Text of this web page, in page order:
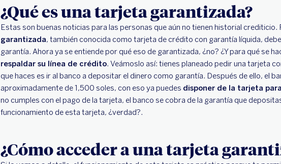
¿Qué es una tarjeta garantizada?
Estas son buenas noticias para las personas que aún no tienen historial crediticio.
garantizada, también conocida como tarjeta de crédito con garantía líquida,
garantía. Ahora ya se entiende por qué eso de garantizada, ¿no? ¿Y para qué se
respaldar su línea de crédito. Veámoslo así: tienes planeado pedir una tarjeta
que haces es ir al banco a depositar el dinero como garantía. Después de ello, el
aproximadamente de 1,500 soles, con eso ya puedes disponer de la tarjeta
no cumples con el pago de la tarjeta, el banco se cobra de la garantía que
funcionamiento de esta tarjeta, ¿verdad?.
¿Cómo acceder a una tarjeta